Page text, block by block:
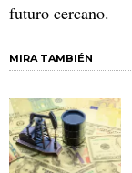
futuro cercano.
MIRA TAMBIÉN